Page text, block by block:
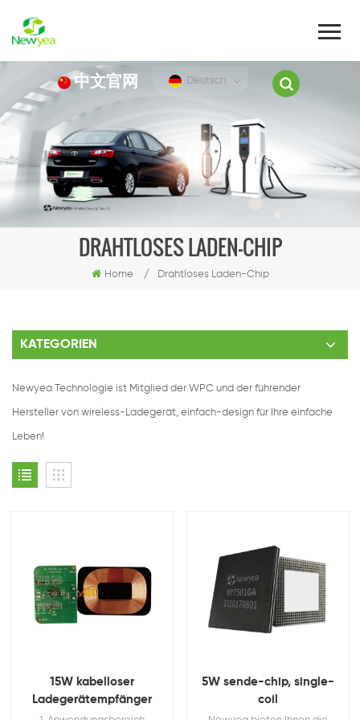
中文官网 Deutsch
DRAHTLOSES LADEN-CHIP
Home / Drahtloses Laden-Chip
KATEGORIEN
Newyea Technologie ist Mitglied der WPC und der führender
Hersteller von wireless-Ladegerät, einfach-design für Ihre einfache
Leben!
15W kabelloser
Ladegerätempfänger
5W sende-chip, single-
coil